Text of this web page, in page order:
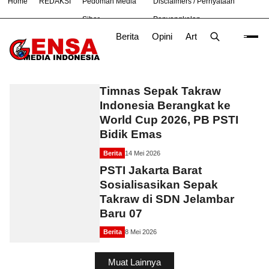
Siber Penyangkalan
Berita Opini Artikel
# Bekasi Hukum Nasional News TNI
PSTI
Timnas Sepak Takraw
Indonesia Berangkat ke
World Cup 2026, PB PSTI
Bidik Emas
Berita 14 Mei 2026
PSTI Jakarta Barat
Sosialisasikan Sepak
Takraw di SDN Jelambar
Baru 07
Berita 8 Mei 2026
Muat Lainnya